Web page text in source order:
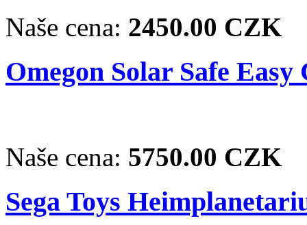
Naše cena: 2450.00 CZK
Omegon Solar Safe
Naše cena: 5750.00 CZK
Sega Toys